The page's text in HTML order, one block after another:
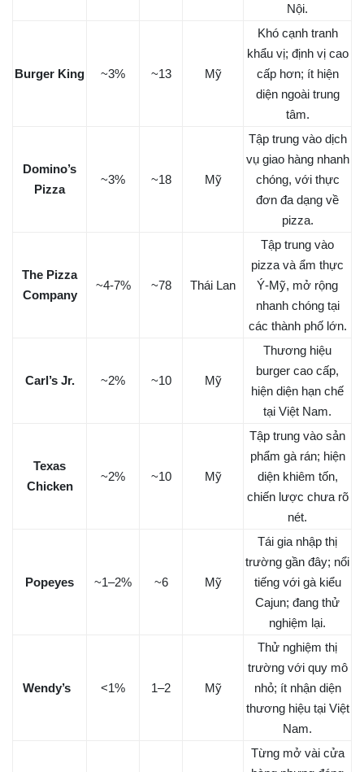
Nội.
Burger King ~3% ~13 Mỹ
Khó cạnh tranh
khẩu vị; định vị cao
cấp hơn; ít hiện
diện ngoài trung
tâm.
Domino’s
Pizza
~3% ~18 Mỹ
Tập trung vào dịch
vụ giao hàng nhanh
chóng, với thực
đơn đa dạng về
pizza.
The Pizza
Company
~4-7% ~78 Thái Lan
Tập trung vào
pizza và ẩm thực
Ý-Mỹ, mở rộng
nhanh chóng tại
các thành phố lớn.
Carl’s Jr. ~2% ~10 Mỹ
Thương hiệu
burger cao cấp,
hiện diện hạn chế
tại Việt Nam.
Texas
Chicken
~2% ~10 Mỹ
Tập trung vào sản
phẩm gà rán; hiện
diện khiêm tốn,
chiến lược chưa rõ
nét.
Popeyes ~1–2% ~6 Mỹ
Tái gia nhập thị
trường gần đây; nổi
tiếng với gà kiểu
Cajun; đang thử
nghiệm lại.
Wendy’s <1% 1–2 Mỹ
Thử nghiệm thị
trường với quy mô
nhỏ; ít nhận diện
thương hiệu tại Việt
Nam.
Từng mở vài cửa